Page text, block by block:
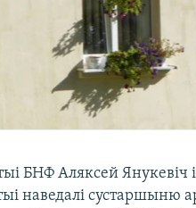
БНФ Аляксей Янукевіч
наведалі сустаршыню